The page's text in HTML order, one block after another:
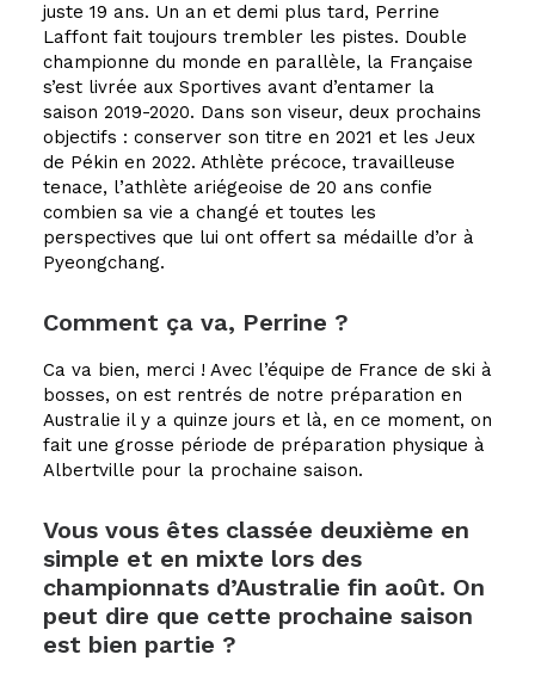
juste 19 ans. Un an et demi plus tard, Perrine
Laffont fait toujours trembler les pistes. Double
championne du monde en parallèle, la Française
s’est livrée aux Sportives avant d’entamer la
saison 2019-2020. Dans son viseur, deux prochains
objectifs : conserver son titre en 2021 et les Jeux
de Pékin en 2022. Athlète précoce, travailleuse
tenace, l’athlète ariégeoise de 20 ans confie
combien sa vie a changé et toutes les
perspectives que lui ont offert sa médaille d’or à
Pyeongchang.
Comment ça va, Perrine ?
Ca va bien, merci ! Avec l’équipe de France de ski à
bosses, on est rentrés de notre préparation en
Australie il y a quinze jours et là, en ce moment, on
fait une grosse période de préparation physique à
Albertville pour la prochaine saison.
Vous vous êtes classée deuxième en
simple et en mixte lors des
championnats d’Australie fin août. On
peut dire que cette prochaine saison
est bien partie ?